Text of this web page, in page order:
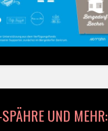
UND MEHR: